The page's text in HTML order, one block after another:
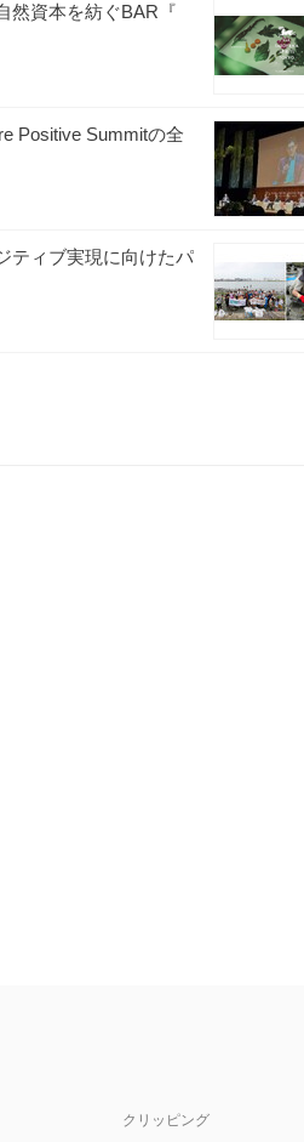
然資本を紡ぐBAR『
Positive Summitの全
ティブ実現に向けたパ
クリッピング